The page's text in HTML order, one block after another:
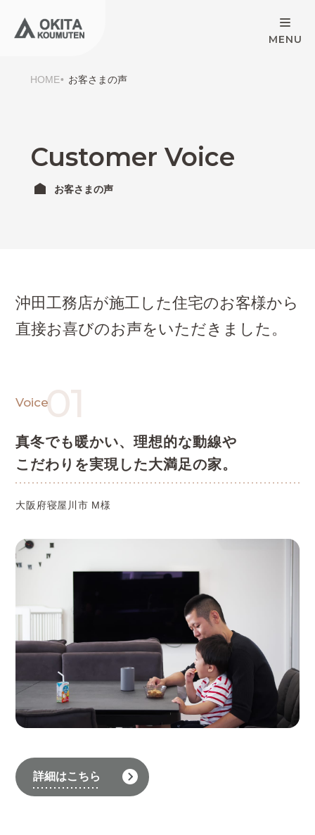
Customer Voice
お客さまの声
HOME お客さまの声
沖田工務店が施工した住宅のお客様から
直接お喜びのお声をいただきました。
Voice01
真冬でも暖かい、理想的な動線や
こだわりを実現した大満足の家。
大阪府寝屋川市 M様
詳細はこちら